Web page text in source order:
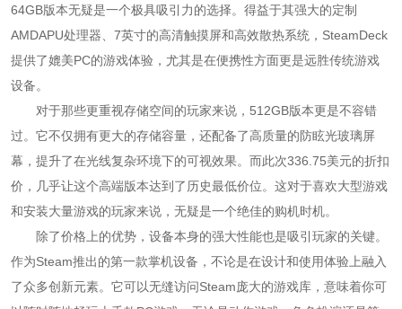
64GB版本无疑是一个极具吸引力的选择。得益于其强大的定制
AMDAPU处理器、7英寸的高清触摸屏和高效散热系统，SteamDeck
提供了媲美PC的游戏体验，尤其是在便携性方面更是远胜传统游戏
设备。
对于那些更重视存储空间的玩家来说，512GB版本更是不容错
过。它不仅拥有更大的存储容量，还配备了高质量的防眩光玻璃屏
幕，提升了在光线复杂环境下的可视效果。而此次336.75美元的折扣
价，几乎让这个高端版本达到了历史最低价位。这对于喜欢大型游戏
和安装大量游戏的玩家来说，无疑是一个绝佳的购机时机。
除了价格上的优势，设备本身的强大性能也是吸引玩家的关键。
作为Steam推出的第一款掌机设备，不论是在设计和使用体验上融入
了众多创新元素。它可以无缝访问Steam庞大的游戏库，意味着你可